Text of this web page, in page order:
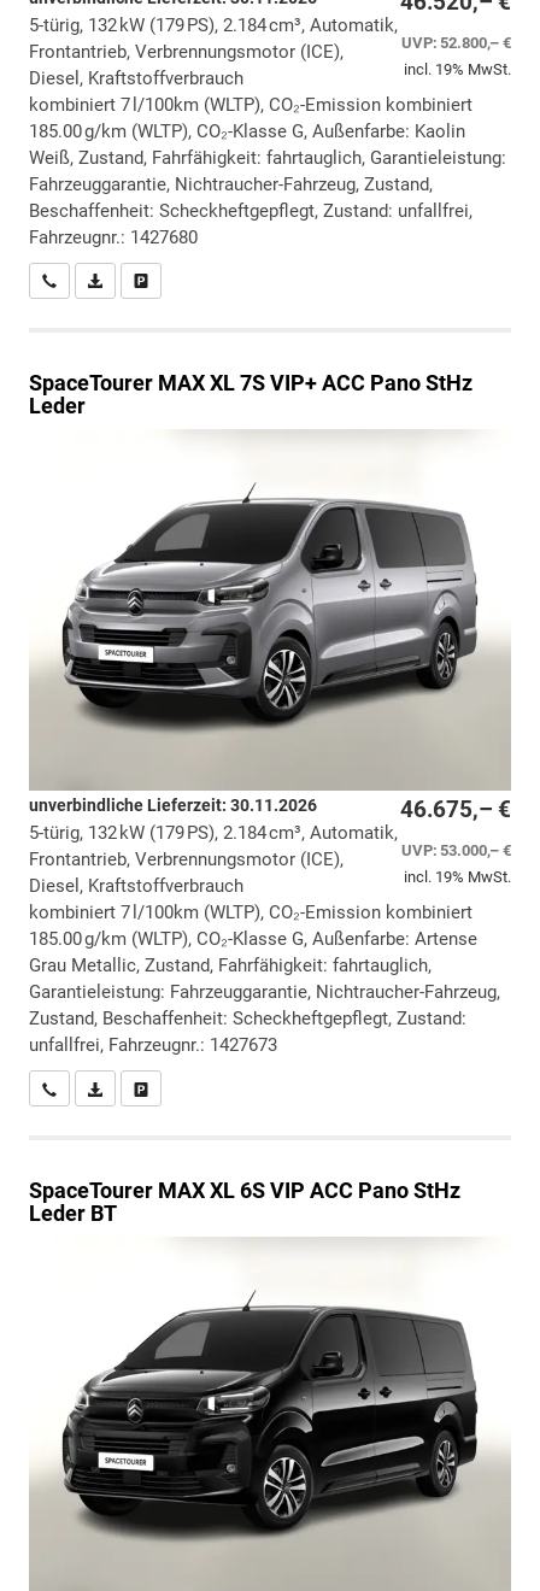
UVP:52.800,– €
incl. 19% MwSt.
5-türig, 132 kW (179 PS), 2.184 cm³, Automatik,
Frontantrieb, Verbrennungsmotor (ICE),
Diesel, Kraftstoffverbrauch
kombiniert 7 l/100km (WLTP), CO₂-Emission kombiniert
185.00 g/km (WLTP), CO₂-Klasse G, Außenfarbe: Kaolin
Weiß, Zustand, Fahrfähigkeit: fahrtauglich, Garantieleistung:
Fahrzeuggarantie, Nichtraucher-Fahrzeug, Zustand,
Beschaffenheit: Scheckheftgepflegt, Zustand: unfallfrei,
Fahrzeugnr.: 1427680
Wir rufen Sie anPDF-Datei, Fahrzeugexposé drucken
SpaceTourer MAX XL 7S VIP+ ACC Pano StHz
Leder
46.675,– €
UVP:53.000,– €
incl. 19% MwSt.
unverbindliche Lieferzeit: 30.11.2026
5-türig, 132 kW (179 PS), 2.184 cm³, Automatik,
Frontantrieb, Verbrennungsmotor (ICE),
Diesel, Kraftstoffverbrauch
kombiniert 7 l/100km (WLTP), CO₂-Emission kombiniert
185.00 g/km (WLTP), CO₂-Klasse G, Außenfarbe: Artense
Grau Metallic, Zustand, Fahrfähigkeit: fahrtauglich,
Garantieleistung: Fahrzeuggarantie, Nichtraucher-Fahrzeug,
Zustand, Beschaffenheit: Scheckheftgepflegt, Zustand:
unfallfrei, Fahrzeugnr.: 1427673
Wir rufen Sie anPDF-Datei, Fahrzeugexposé drucken
SpaceTourer MAX XL 6S VIP ACC Pano StHz
Leder BT